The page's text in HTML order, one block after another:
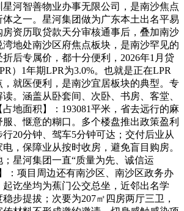
河智善物业办事无限公司，是南沙焦点
之一。星河集团做为广东本土出名平易
资历取贷款天分审核通事后，叠加南沙
地处南沙区府焦点板块，是南沙罕见的
后专属价，都十分便利，2026年1月贷
）1年期LPR为3.0%。也就是正在LPR
，就医便利，是南沙宜居板块的典型。专
。涵盖从卧套间、次卧、书房、客堂、
地面积】：193081平米，省去远行的麻
、惬意的糊口。多个楼盘推出政策盈利
20分钟、驾车5分钟可达；交付后业从
，保障业从按时收房，避免盲目购房。
星河集团一直“质量为先、诚信运
：项目周边还有南沙区、南沙区政务办
讫坐均为蕉门公交总坐，近邻出名学
步提拔；次要为207㎡四房两厅三卫，